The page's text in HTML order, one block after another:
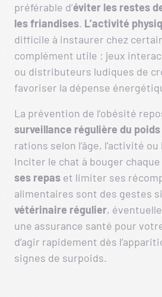
préférable d’éviter les restes
les friandises. L’activité
difficile à instaurer chez
complément utile : jeux
ou distributeurs ludiques de
favoriser la dépense
La prévention de l’obésité
surveillance régulière du poids
rations selon l’âge, l’activité
Inciter le chat à bouger chaque
ses repas et limiter ses
alimentaires sont des gestes
vétérinaire régulier,
une assurance santé pour
d’agir rapidement dès
signes de surpoids.